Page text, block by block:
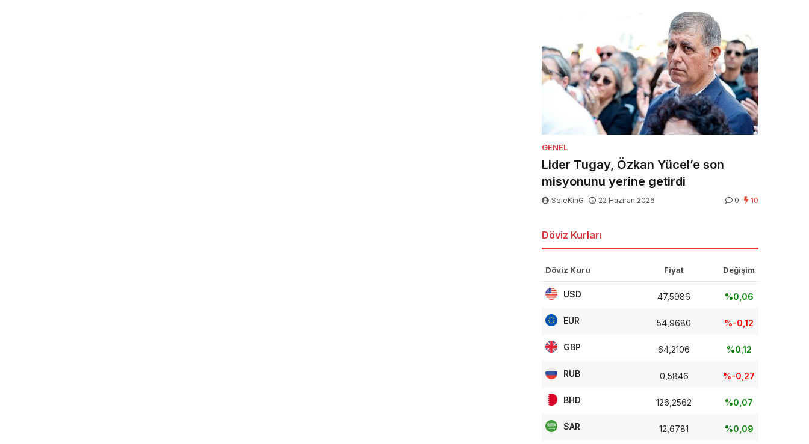
GENEL
Lider Tugay, Özkan Yücel’e son
misyonunu yerine getirdi
SoleKinG 22 Haziran 2026 0 10
Döviz Kurları
Döviz Kuru Fiyat Değişim
USD 47,5986 %0,06
EUR 54,9680 %-0,12
GBP 64,2106 %0,12
RUB 0,5846 %-0,27
BHD 126,2562 %0,07
SAR 12,6781 %0,09